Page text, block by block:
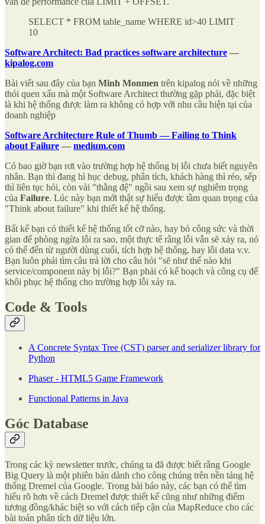
SELECT * FROM table_name WHERE id>40 LIMIT
10
Software Architect: Bad practices software architecture —
kipalog.com
Bài viết sau đây của bạn Minh Monmen trên kipalog nói về những
thói quen xấu mà một Software Architect thường gặp phải, đặc biệt
là khi hệ thống được làm ra không có hợp với nhu cầu hiện tại của
doanh nghiệp
Software Architecture Rule of Thumb — Failing to Think
about Failure — medium.com
Có bao giờ bạn rơi vào trường hợp hệ thống bị lỗi chưa biết nguyên
nhân. Bạn thì đang hì hục debug, phân tích, khách hàng thì réo, sếp
thì liên tục hỏi, còn vài "thằng đệ" ngồi sau xem sự nghiêm trọng
của Failure. Lúc này bạn mới thật sự hiểu được tầm quan trọng của
"Think about failure" khi thiết kế hệ thống.
Bất kể bạn có thiết kế hệ thống tốt cỡ nào, hay bỏ công sức và thời
gian để phòng ngừa lỗi ra sao, một thực tế rằng lỗi vẫn sẽ xảy ra, nó
có thể đến từ người dùng cuối, tích hợp hệ thống, hay lỗi data v.v.
Bạn luôn phải tìm câu trả lời cho câu hỏi "sẽ như thế nào khi
service/component này bị lỗi?" Bạn phải có kế hoạch và công cụ để
khôi phục hệ thống cho trường hợp lỗi xảy ra.
Code & Tools
A Concrete Syntax Tree (CST) parser and serializer library for
Python
Phaser - HTML5 Game Framework
Functional Patterns in Java
Góc Database
Trong các kỳ newsletter trước, chúng ta đã được biết rằng Google
Big Query là một phiên bản dành cho công chúng trên nền tảng hệ
thống Dremel của Google. Trong bài báo này, các bạn có thể tìm
hiểu rõ hơn về cách Dremel được thiết kế cũng như những điểm
tương đồng/khác biệt so với cách tiếp cận của MapReduce cho các
bài toán phân tích dữ liệu lớn.